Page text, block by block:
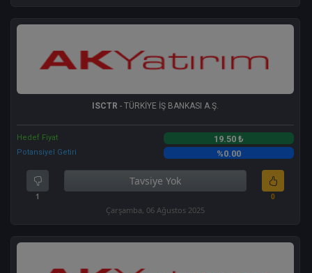
ISCTR - TÜRKİYE İŞ BANKASI A.Ş.
Hedef Fiyat 19.50 ₺
Potansiyel Getiri %0.00
1
Tavsiye Yok
0
Çarşamba, 06 Ağustos 2025